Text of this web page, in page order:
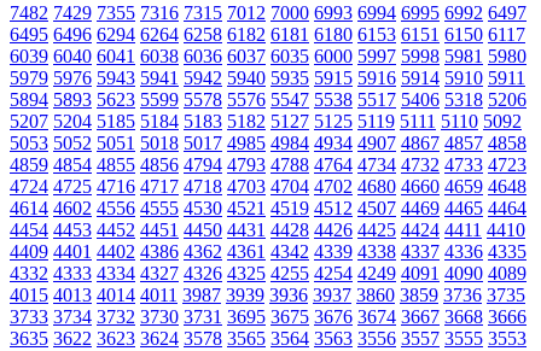
7482 7429 7355 7316 7315 7012 7000 6993 6994 6995 6992 6497
6495 6496 6294 6264 6258 6182 6181 6180 6153 6151 6150 6117
6039 6040 6041 6038 6036 6037 6035 6000 5997 5998 5981 5980
5979 5976 5943 5941 5942 5940 5935 5915 5916 5914 5910 5911
5894 5893 5623 5599 5578 5576 5547 5538 5517 5406 5318 5206
5207 5204 5185 5184 5183 5182 5127 5125 5119 5111 5110 5092
5053 5052 5051 5018 5017 4985 4984 4934 4907 4867 4857 4858
4859 4854 4855 4856 4794 4793 4788 4764 4734 4732 4733 4723
4724 4725 4716 4717 4718 4703 4704 4702 4680 4660 4659 4648
4614 4602 4556 4555 4530 4521 4519 4512 4507 4469 4465 4464
4454 4453 4452 4451 4450 4431 4428 4426 4425 4424 4411 4410
4409 4401 4402 4386 4362 4361 4342 4339 4338 4337 4336 4335
4332 4333 4334 4327 4326 4325 4255 4254 4249 4091 4090 4089
4015 4013 4014 4011 3987 3939 3936 3937 3860 3859 3736 3735
3733 3734 3732 3730 3731 3695 3675 3676 3674 3667 3668 3666
3635 3622 3623 3624 3578 3565 3564 3563 3556 3557 3555 3553